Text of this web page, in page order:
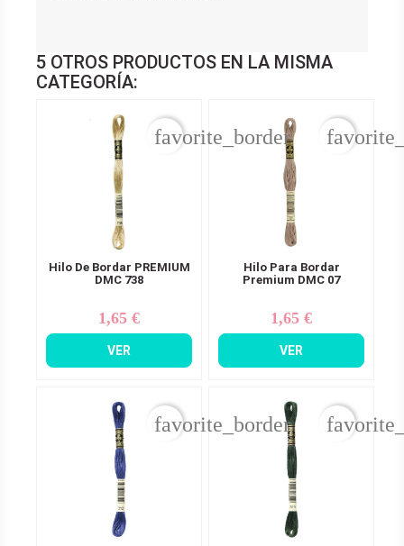
5 OTROS PRODUCTOS EN LA MISMA
CATEGORÍA:
Hilo De Bordar PREMIUM
DMC 738
Precio
1,65 €
VER
favorite_border
Hilo Para Bordar
Premium DMC 07
Precio
1,65 €
VER
favorite_border